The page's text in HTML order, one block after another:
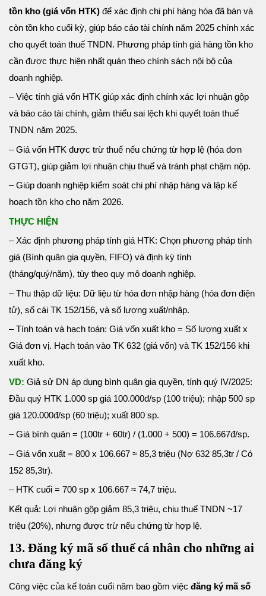
tồn kho (giá vốn HTK) để xác định chi phí hàng hóa đã bán và
còn tồn kho cuối kỳ, giúp báo cáo tài chính năm 2025 chính xác
cho quyết toán thuế TNDN. Phương pháp tính giá hàng tồn kho
cần được thực hiện nhất quán theo chính sách nội bộ của
doanh nghiệp.
– Việc tính giá vốn HTK giúp xác định chính xác lợi nhuận gộp
và báo cáo tài chính, giảm thiểu sai lệch khi quyết toán thuế
TNDN năm 2025.
– Giá vốn HTK được trừ thuế nếu chứng từ hợp lệ (hóa đơn
GTGT), giúp giảm lợi nhuận chịu thuế và tránh phạt chậm nộp.
– Giúp doanh nghiệp kiểm soát chi phí nhập hàng và lập kế
hoạch tồn kho cho năm 2026.
THỰC HIỆN
– Xác định phương pháp tính giá HTK: Chọn phương pháp tính
giá (Bình quân gia quyền, FIFO) và định kỳ tính
(tháng/quý/năm), tùy theo quy mô doanh nghiệp.
– Thu thập dữ liệu: Dữ liệu từ hóa đơn nhập hàng (hóa đơn điện
tử), sổ cái TK 152/156, và số lượng xuất/nhập.
– Tính toán và hạch toán: Giá vốn xuất kho = Số lượng xuất x
Giá đơn vị. Hạch toán vào TK 632 (giá vốn) và TK 152/156 khi
xuất kho.
VD: Giả sử DN áp dụng bình quân gia quyền, tính quý IV/2025:
Đầu quý HTK 1.000 sp giá 100.000đ/sp (100 triệu); nhập 500 sp
giá 120.000đ/sp (60 triệu); xuất 800 sp.
– Giá bình quân = (100tr + 60tr) / (1.000 + 500) = 106.667đ/sp.
– Giá vốn xuất = 800 x 106.667 ≈ 85,3 triệu (Nợ 632 85,3tr / Có
152 85,3tr).
– HTK cuối = 700 sp x 106.667 ≈ 74,7 triệu.
Kết quả: Lợi nhuận gộp giảm 85,3 triệu, chịu thuế TNDN ~17
triệu (20%), nhưng được trừ nếu chứng từ hợp lệ.
13. Đăng ký mã số thuế cá nhân cho những ai
chưa đăng ký
Công việc của kế toán cuối năm bao gồm việc đăng ký mã số